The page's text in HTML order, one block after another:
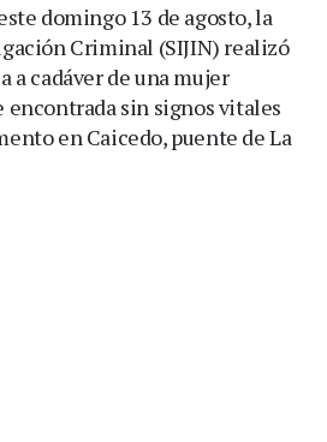
domingo 13 de agosto, la
Criminal (SIJIN) realizó
a cadáver de una mujer
encontrada sin signos vitales
en Caicedo, puente de La